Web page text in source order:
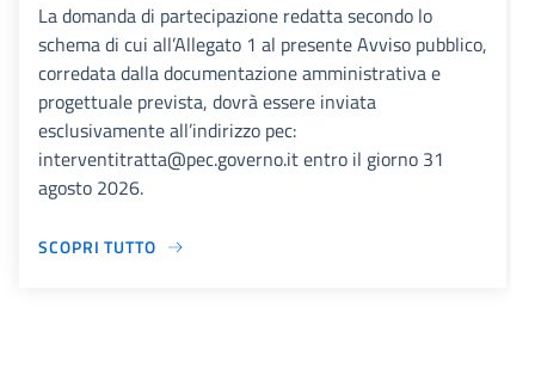
La domanda di partecipazione redatta secondo lo
schema di cui all’Allegato 1 al presente Avviso pubblico,
corredata dalla documentazione amministrativa e
progettuale prevista, dovrà essere inviata
esclusivamente all’indirizzo pec:
interventitratta@pec.governo.it entro il giorno 31
agosto 2026.
SCOPRI TUTTO